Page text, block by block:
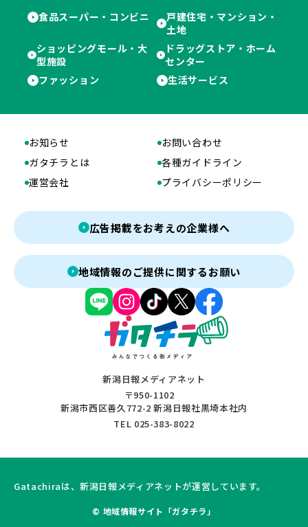
食品スーパー・コンビニ
戸建住宅・マンション・
土地
ショッピングモール・大
型施設
ドラッグストア・ホーム
センター
ファッション
生活サービス
新潟日報メディアネット
〒950-1102
新潟市西区善久772-2 新潟日報社黒埼本社内
TEL 025-383-8022
お知らせ
お問い合わせ
ガタチラとは
各種ガイドライン
運営会社
プライバシーポリシー
広告掲載をお考えの企業様へ
地域情報のご提供に関するお願い
Gatachiraは、新潟日報メディアネットが運営しています。
© 地域情報サイト「ガタチラ」